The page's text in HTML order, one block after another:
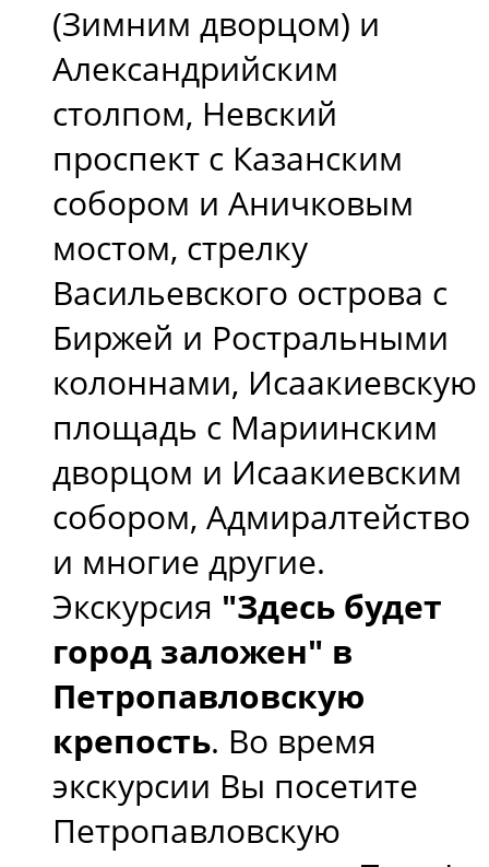
(Зимним дворцом) и
Александрийским
столпом, Невский
проспект с Казанским
собором и Аничковым
мостом, стрелку
Васильевского острова с
Биржей и Ростральными
колоннами, Исаакиевскую
площадь с Мариинским
дворцом и Исаакиевским
собором, Адмиралтейство
и многие другие.
Экскурсия "Здесь будет
город заложен" в
Петропавловскую
крепость. Во время
экскурсии Вы посетите
Петропавловскую